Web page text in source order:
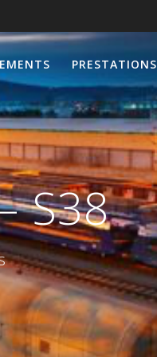
PRESTATIONS
S38